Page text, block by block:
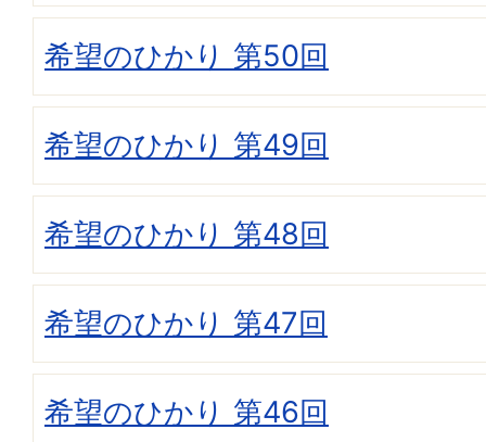
希望のひかり 第50回
希望のひかり 第49回
希望のひかり 第48回
希望のひかり 第47回
希望のひかり 第46回